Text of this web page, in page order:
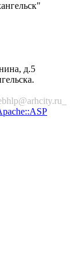
д.5